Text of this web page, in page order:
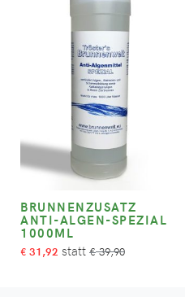
BRUNNENZUSATZ
ANTI-ALGEN-SPEZIAL
1000ML
€ 31,92 €39,90